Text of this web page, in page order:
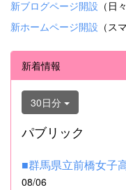
新ブログページ開設 （日
新ホームページ開設 （ス
新着情報
30日分
パブリック
08/06